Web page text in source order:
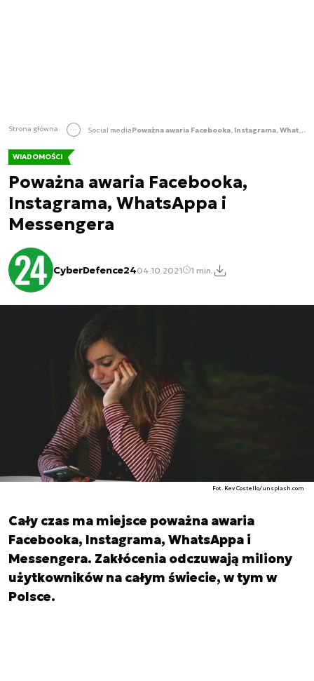
Strona główna Social media Poważna awaria Facebooka, Instagrama, WhatsAppa i Messengera
WIADOMOŚCI
Poważna awaria Facebooka,
Instagrama, WhatsAppa i
Messengera
CyberDefence2404.10.2021 1 min.
Fot. Kev Costello/unsplash.com
Cały czas ma miejsce poważna awaria
Facebooka, Instagrama, WhatsAppa i
Messengera. Zakłócenia odczuwają miliony
użytkowników na całym świecie, w tym w
Polsce.